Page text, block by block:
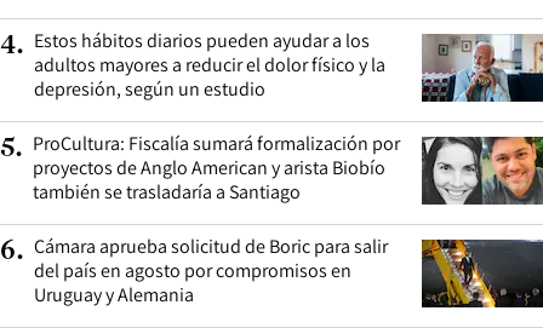
4. Estos hábitos diarios pueden ayudar a los
adultos mayores a reducir el dolor físico y la
depresión, según un estudio
5. ProCultura: Fiscalía sumará formalización por
proyectos de Anglo American y arista Biobío
también se trasladaría a Santiago
6. Cámara aprueba solicitud de Boric para salir
del país en agosto por compromisos en
Uruguay y Alemania